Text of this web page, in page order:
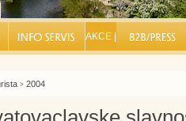
> 2004
INFO SERVIS | AKCE | BUSINESS |